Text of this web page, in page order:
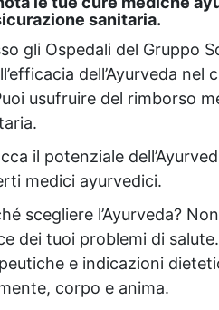
sanitaria.
gli Ospedali del Gruppo
dell’Ayurveda
usufruire del rimborso
il potenziale
medici ayurvedici.
scegliere l’Ayurveda?
dei tuoi problemi di
e indicazioni
corpo e anima.